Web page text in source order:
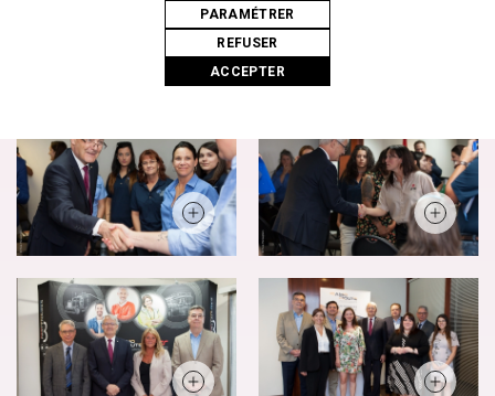
PARAMÉTRER
REFUSER
ACCEPTER